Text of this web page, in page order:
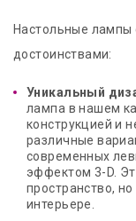
Настольные лампы
достоинствами:
Уникальный
лампа в нашем
конструкцией и
различные
современных
эффектом 3-D.
пространство,
интерьере.